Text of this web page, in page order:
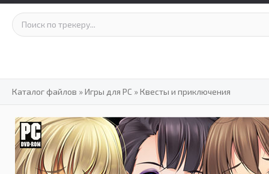
Каталог файлов »Игры для PC »Квесты и приключения